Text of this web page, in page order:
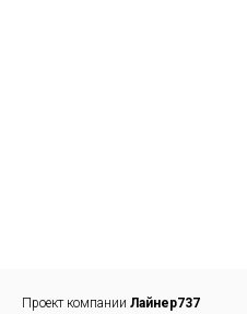
Проект компании Лайнер737